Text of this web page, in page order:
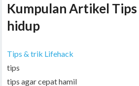
Kumpulan Artikel
hidup
Tips & trik Lifehack
tips
tips agar cepat hamil